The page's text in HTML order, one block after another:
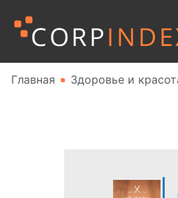
Главная Здоровье и